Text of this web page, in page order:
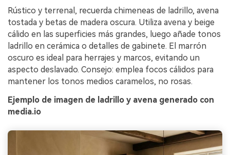
Rústico y terrenal, recuerda chimeneas de ladrillo, avena
tostada y betas de madera oscura. Utiliza avena y beige
cálido en las superficies más grandes, luego añade tonos
ladrillo en cerámica o detalles de gabinete. El marrón
oscuro es ideal para herrajes y marcos, evitando un
aspecto deslavado. Consejo: emplea focos cálidos para
mantener los tonos medios caramelos, no rosas.
Ejemplo de imagen de ladrillo y avena generado con
media.io